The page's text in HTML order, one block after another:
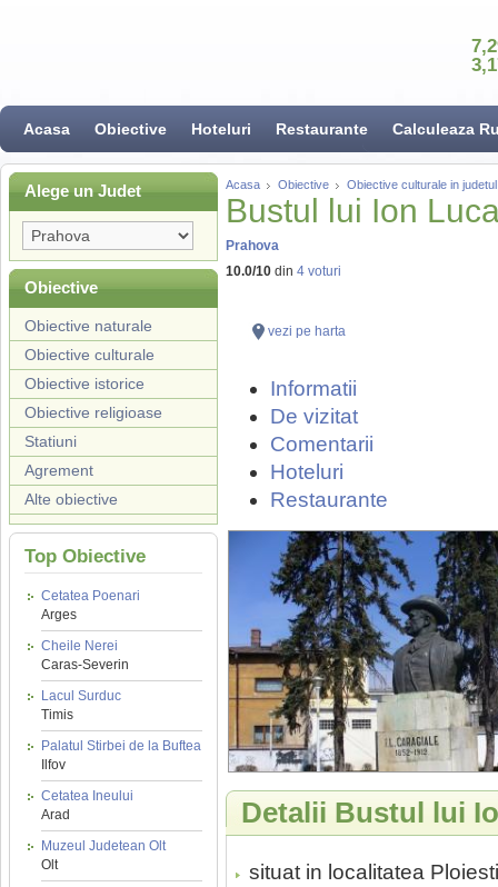
Acasa Obiective Hoteluri Restaurante Calculeaza
Alege un Judet
Obiective
Obiective naturale
Obiective culturale
Obiective istorice
Obiective religioase
Statiuni
Agrement
Alte obiective
Top Obiective
Cetatea Poenari
Arges
Cheile Nerei
Caras-Severin
Lacul Surduc
Timis
Palatul Stirbei de la Buftea
Ilfov
Cetatea Ineului
Arad
Muzeul Judetean Olt
Olt
Acasa Obiective Obiective culturale in
Bustul lui Ion
Prahova
10.0/10 din 4 voturi
vezi pe harta
Informatii
De vizitat
Comentarii
Hoteluri
Restaurante
Detalii Bustul lui
situat in localitatea